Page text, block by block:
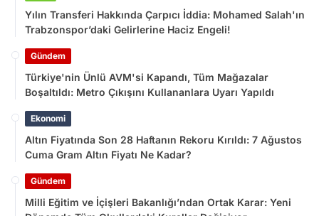
Yılın Transferi Hakkında Çarpıcı İddia: Mohamed Salah'ın
Trabzonspor’daki Gelirlerine Haciz Engeli!
Gündem
Türkiye'nin Ünlü AVM'si Kapandı, Tüm Mağazalar
Boşaltıldı: Metro Çıkışını Kullananlara Uyarı Yapıldı
Ekonomi
Altın Fiyatında Son 28 Haftanın Rekoru Kırıldı: 7 Ağustos
Cuma Gram Altın Fiyatı Ne Kadar?
Gündem
Milli Eğitim ve İçişleri Bakanlığı’ndan Ortak Karar: Yeni